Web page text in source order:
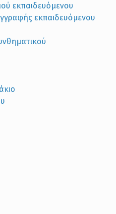
εκπαιδευόμενου
εκπαιδευόμενου